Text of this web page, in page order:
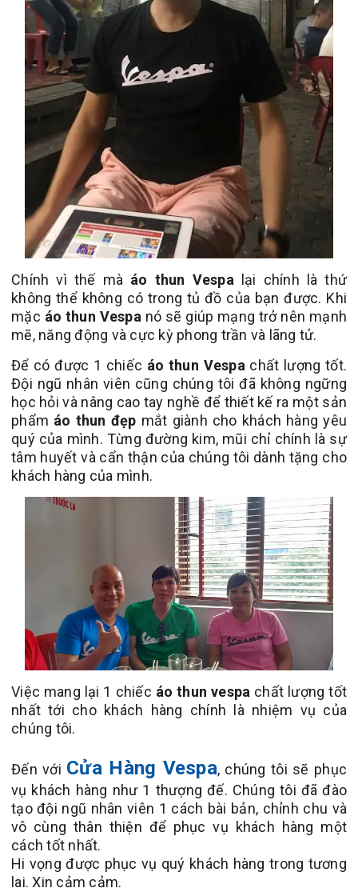
Chính vì thế mà áo thun Vespa lại chính là thứ
không thể không có trong tủ đồ của bạn được. Khi
mặc áo thun Vespa nó sẽ giúp mạng trở nên mạnh
mẽ, năng động và cực kỳ phong trần và lãng tử.
Để có được 1 chiếc áo thun Vespa chất lượng tốt.
Đội ngũ nhân viên cũng chúng tôi đã không ngững
học hỏi và nâng cao tay nghề để thiết kế ra một sản
phẩm áo thun đẹp mắt giành cho khách hàng yêu
quý của mình. Từng đường kim, mũi chỉ chính là sự
tâm huyết và cẩn thận của chúng tôi dành tặng cho
khách hàng của mình.
Việc mang lại 1 chiếc áo thun vespa chất lượng tốt
nhất tới cho khách hàng chính là nhiệm vụ của
chúng tôi.
Đến với Cửa Hàng Vespa, chúng tôi sẽ phục
vụ khách hàng như 1 thượng đế. Chúng tôi đã đào
tạo đội ngũ nhân viên 1 cách bài bản, chỉnh chu và
vô cùng thân thiện để phục vụ khách hàng một
cách tốt nhất.
Hi vọng được phục vụ quý khách hàng trong tương
lai. Xin cảm cảm.